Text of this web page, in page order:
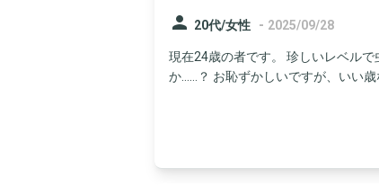
person 20代/女性 - 2025/09/28
現在24歳の者です。 珍しいレベル
か……？ お恥ずかしいですが、いい歳